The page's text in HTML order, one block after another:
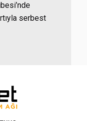
serbest